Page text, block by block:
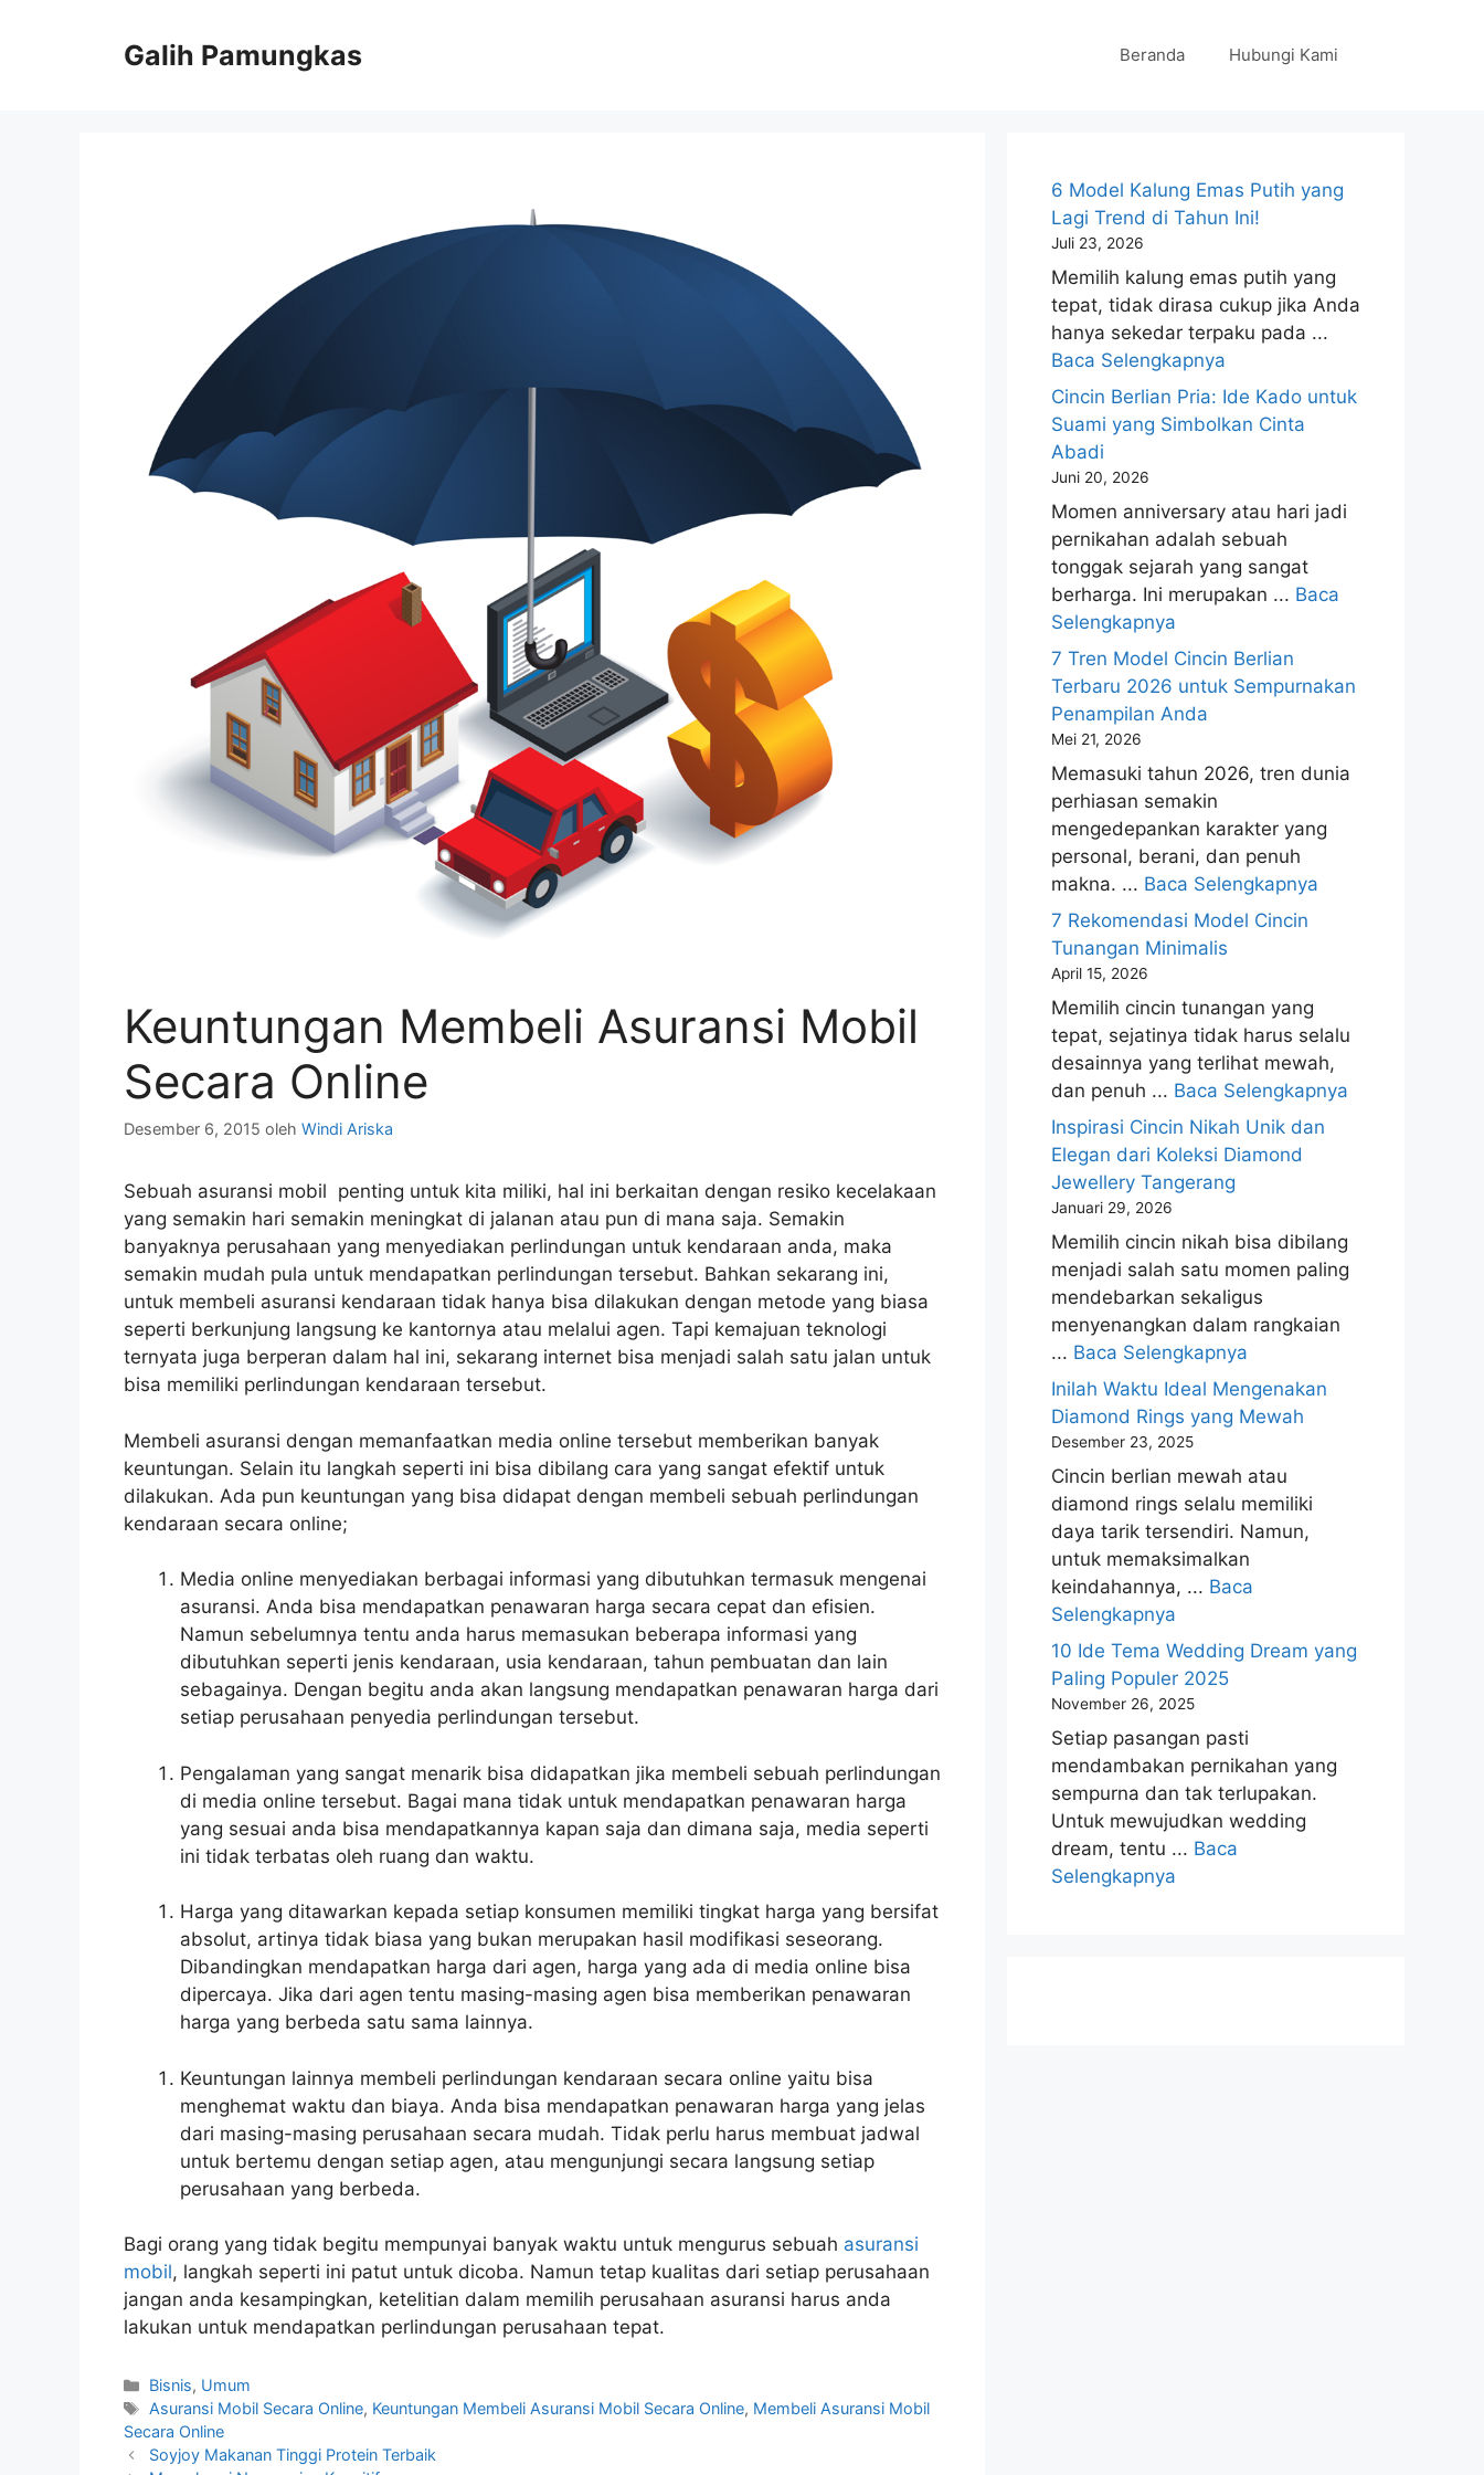
Galih Pamungkas Beranda Hubungi Kami
Keuntungan Membeli Asuransi Mobil
Secara Online
Desember 6, 2015 oleh Windi Ariska
Sebuah asuransi mobil penting untuk kita miliki, hal ini berkaitan dengan resiko kecelakaan
yang semakin hari semakin meningkat di jalanan atau pun di mana saja. Semakin
banyaknya perusahaan yang menyediakan perlindungan untuk kendaraan anda, maka
semakin mudah pula untuk mendapatkan perlindungan tersebut. Bahkan sekarang ini,
untuk membeli asuransi kendaraan tidak hanya bisa dilakukan dengan metode yang biasa
seperti berkunjung langsung ke kantornya atau melalui agen. Tapi kemajuan teknologi
ternyata juga berperan dalam hal ini, sekarang internet bisa menjadi salah satu jalan untuk
bisa memiliki perlindungan kendaraan tersebut.
Membeli asuransi dengan memanfaatkan media online tersebut memberikan banyak
keuntungan. Selain itu langkah seperti ini bisa dibilang cara yang sangat efektif untuk
dilakukan. Ada pun keuntungan yang bisa didapat dengan membeli sebuah perlindungan
kendaraan secara online;
Media online menyediakan berbagai informasi yang dibutuhkan termasuk mengenai
asuransi. Anda bisa mendapatkan penawaran harga secara cepat dan efisien.
Namun sebelumnya tentu anda harus memasukan beberapa informasi yang
dibutuhkan seperti jenis kendaraan, usia kendaraan, tahun pembuatan dan lain
sebagainya. Dengan begitu anda akan langsung mendapatkan penawaran harga dari
setiap perusahaan penyedia perlindungan tersebut.
Pengalaman yang sangat menarik bisa didapatkan jika membeli sebuah perlindungan
di media online tersebut. Bagai mana tidak untuk mendapatkan penawaran harga
yang sesuai anda bisa mendapatkannya kapan saja dan dimana saja, media seperti
ini tidak terbatas oleh ruang dan waktu.
Harga yang ditawarkan kepada setiap konsumen memiliki tingkat harga yang bersifat
absolut, artinya tidak biasa yang bukan merupakan hasil modifikasi seseorang.
Dibandingkan mendapatkan harga dari agen, harga yang ada di media online bisa
dipercaya. Jika dari agen tentu masing-masing agen bisa memberikan penawaran
harga yang berbeda satu sama lainnya.
Keuntungan lainnya membeli perlindungan kendaraan secara online yaitu bisa
menghemat waktu dan biaya. Anda bisa mendapatkan penawaran harga yang jelas
dari masing-masing perusahaan secara mudah. Tidak perlu harus membuat jadwal
untuk bertemu dengan setiap agen, atau mengunjungi secara langsung setiap
perusahaan yang berbeda.
Bagi orang yang tidak begitu mempunyai banyak waktu untuk mengurus sebuah asuransi
mobil, langkah seperti ini patut untuk dicoba. Namun tetap kualitas dari setiap perusahaan
jangan anda kesampingkan, ketelitian dalam memilih perusahaan asuransi harus anda
lakukan untuk mendapatkan perlindungan perusahaan tepat.
Kategori
Bisnis, Umum
Tag
Asuransi Mobil Secara Online, Keuntungan Membeli Asuransi Mobil Secara Online, Membeli Asuransi Mobil
Secara Online
Soyjoy Makanan Tinggi Protein Terbaik
6 Model Kalung Emas Putih yang
Lagi Trend di Tahun Ini!
Juli 23, 2026
Memilih kalung emas putih yang
tepat, tidak dirasa cukup jika Anda
hanya sekedar terpaku pada ...
Baca Selengkapnya
Cincin Berlian Pria: Ide Kado untuk
Suami yang Simbolkan Cinta
Abadi
Juni 20, 2026
Momen anniversary atau hari jadi
pernikahan adalah sebuah
tonggak sejarah yang sangat
berharga. Ini merupakan ... Baca
Selengkapnya
7 Tren Model Cincin Berlian
Terbaru 2026 untuk Sempurnakan
Penampilan Anda
Mei 21, 2026
Memasuki tahun 2026, tren dunia
perhiasan semakin
mengedepankan karakter yang
personal, berani, dan penuh
makna. ... Baca Selengkapnya
7 Rekomendasi Model Cincin
Tunangan Minimalis
April 15, 2026
Memilih cincin tunangan yang
tepat, sejatinya tidak harus selalu
desainnya yang terlihat mewah,
dan penuh ... Baca Selengkapnya
Inspirasi Cincin Nikah Unik dan
Elegan dari Koleksi Diamond
Jewellery Tangerang
Januari 29, 2026
Memilih cincin nikah bisa dibilang
menjadi salah satu momen paling
mendebarkan sekaligus
menyenangkan dalam rangkaian
... Baca Selengkapnya
Inilah Waktu Ideal Mengenakan
Diamond Rings yang Mewah
Desember 23, 2025
Cincin berlian mewah atau
diamond rings selalu memiliki
daya tarik tersendiri. Namun,
untuk memaksimalkan
keindahannya, ... Baca
Selengkapnya
10 Ide Tema Wedding Dream yang
Paling Populer 2025
November 26, 2025
Setiap pasangan pasti
mendambakan pernikahan yang
sempurna dan tak terlupakan.
Untuk mewujudkan wedding
dream, tentu ... Baca
Selengkapnya